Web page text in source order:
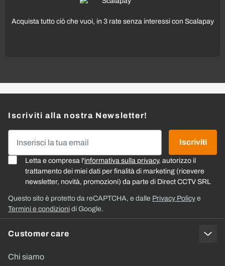
Acquista tutto ciò che vuoi, in 3 rate senza interessi con Scalapay
Customer care
Chi siamo
Iscriviti alla nostra Newsletter!
Letta e compresa l'informativa sulla privacy, autorizzo il
trattamento dei miei dati per finalità di marketing (ricevere
newsletter, novità, promozioni) da parte di Direct CCTV SRL
Iscriviti
Questo sito è protetto da reCAPTCHA, e dalle Privacy Policy e
Termini e condizioni di Google.